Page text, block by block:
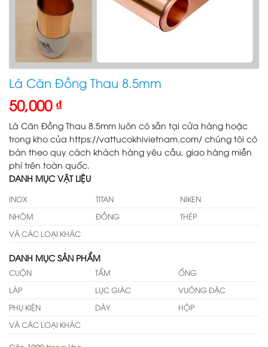
Lá Căn Đồng Thau 8.5mm
50,000 ₫
Lá Căn Đồng Thau 8.5mm luôn có sẵn tại cửa hàng hoặc
trong kho của https://vattucokhivietnam.com/ chúng tôi có
bán theo quy cách khách hàng yêu cầu, giao hàng miễn
phí trên toàn quốc.
DANH MỤC VẬT LIỆU
INOX TITAN
NIKEN
NHÔM
ĐỒNG
THÉP
VÀ CÁC LOẠI KHÁC
DANH MỤC SẢN PHẨM
CUỘN TẤM
ỐNG
LÁP
LỤC GIÁC
VUÔNG ĐẶC
PHỤ KIỆN
DÂY
HỘP
VÀ CÁC LOẠI KHÁC